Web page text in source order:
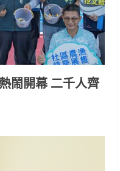
鬧開幕 二千人齊